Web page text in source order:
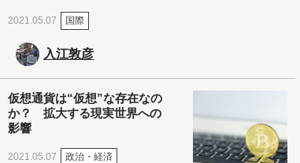
2021.05.07 国際
入江敦彦
仮想通貨は“仮想”な存在なの
か？ 拡大する現実世界への
影響
2021.05.07 政治・経済